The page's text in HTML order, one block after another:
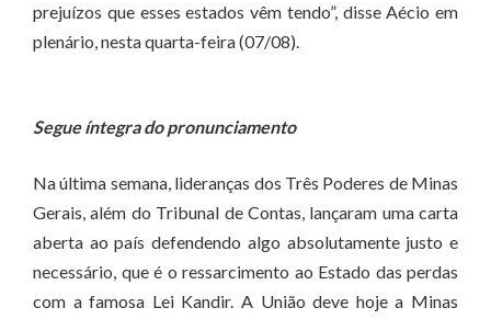
prejuízos que esses estados vêm tendo”, disse Aécio em
plenário, nesta quarta-feira (07/08).
Segue íntegra do pronunciamento
Na última semana, lideranças dos Três Poderes de Minas
Gerais, além do Tribunal de Contas, lançaram uma carta
aberta ao país defendendo algo absolutamente justo e
necessário, que é o ressarcimento ao Estado das perdas
com a famosa Lei Kandir. A União deve hoje a Minas